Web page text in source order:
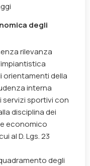
degli
rilevanza
orientamenti della
interna
servizi sportivi con
disciplina dei
economico
al D. Lgs. 23
degli